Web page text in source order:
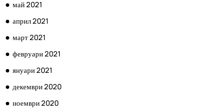
май 2021
април 2021
март 2021
февруари 2021
януари 2021
декември 2020
ноември 2020